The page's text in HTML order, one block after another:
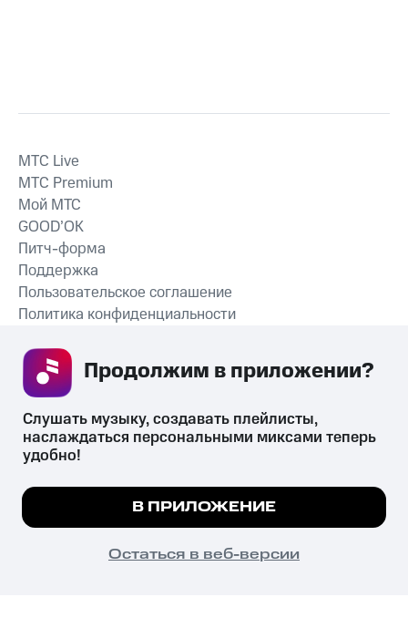
СКАЧАТЬ ПРИЛОЖЕНИЕ
MTС Live
MTС Premium
Мой МТС
GOOD’OK
Питч-форма
Поддержка
Пользовательское соглашение
Политика конфиденциальности
психотропных веществ, их аналогов причиняет вред здоровью,
их незаконный оборот запрещён и влечёт установленную
законодательством ответственность.
© 2026 ООО «КИОН».
Все права защищены
Мы используем куки, чтобы на сайте все
Подробнее
ПОНЯТНО
Слушать музыку, создавать плейлисты,
наслаждаться персональными миксами теперь
удобно!
В ПРИЛОЖЕНИЕ
Остаться в веб-версии